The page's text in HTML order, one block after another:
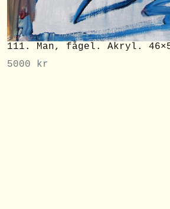
111. Man, fågel. Akryl.
5000
kr